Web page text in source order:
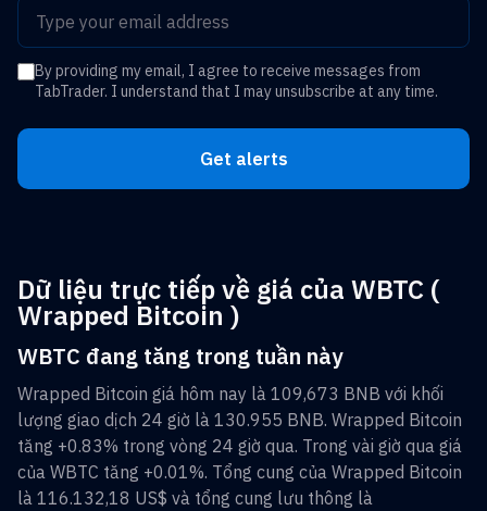
By providing my email, I agree to receive messages from
TabTrader. I understand that I may unsubscribe at any time.
Get alerts
Dữ liệu trực tiếp về giá của WBTC (
Wrapped Bitcoin )
WBTC đang tăng trong tuần này
Wrapped Bitcoin giá hôm nay là 109,673 BNB với khối
lượng giao dịch 24 giờ là 130.955 BNB. Wrapped Bitcoin
tăng +0.83% trong vòng 24 giờ qua. Trong vài giờ qua giá
của WBTC tăng +0.01%. Tổng cung của Wrapped Bitcoin
là 116.132,18 US$ và tổng cung lưu thông là